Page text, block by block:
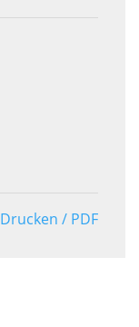
Drucken / PDF